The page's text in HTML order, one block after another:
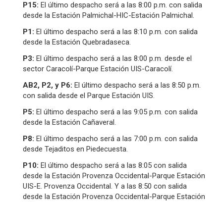
P15: El último despacho será a las 8:00 p.m. con salida
desde la Estación Palmichal-HIC-Estación Palmichal.
P1: El último despacho será a las 8:10 p.m. con salida
desde la Estación Quebradaseca.
P3: El último despacho será a las 8:00 p.m. desde el
sector Caracolí-Parque Estación UIS-Caracolí.
AB2, P2, y P6: El último despacho será a las 8:50 p.m.
con salida desde el Parque Estación UIS.
P5: El último despacho será a las 9:05 p.m. con salida
desde la Estación Cañaveral.
P8: El último despacho será a las 7:00 p.m. con salida
desde Tejaditos en Piedecuesta.
P10: El último despacho será a las 8:05 con salida
desde la Estación Provenza Occidental-Parque Estación
UIS-E. Provenza Occidental. Y a las 8:50 con salida
desde la Estación Provenza Occidental-Parque Estación